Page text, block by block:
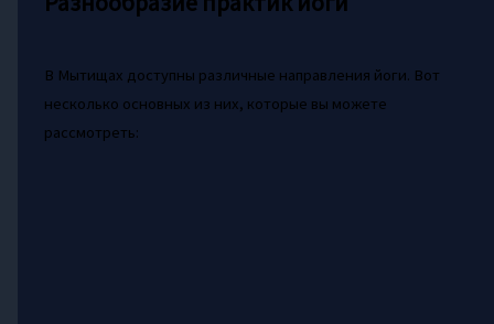
В Мытищах доступны различные направления йоги. Вот
несколько основных из них, которые вы можете
рассмотреть: